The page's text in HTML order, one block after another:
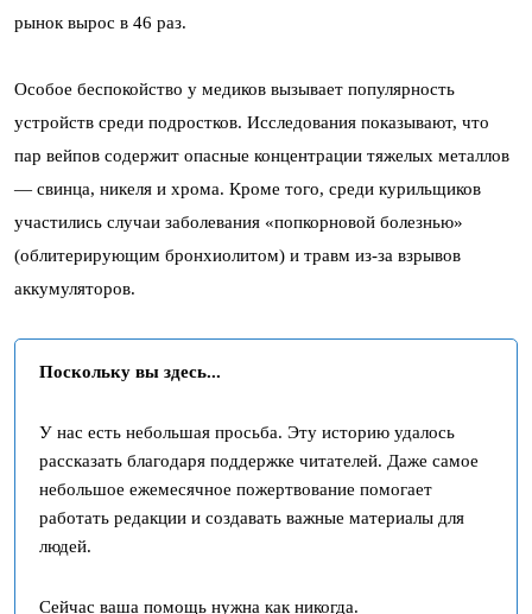
рынок вырос в 46 раз.
Особое беспокойство у медиков вызывает популярность
устройств среди подростков. Исследования показывают, что
пар вейпов содержит опасные концентрации тяжелых металлов
— свинца, никеля и хрома. Кроме того, среди курильщиков
участились случаи заболевания «попкорновой болезнью»
(облитерирующим бронхиолитом) и травм из-за взрывов
аккумуляторов.
Поскольку вы здесь...
У нас есть небольшая просьба. Эту историю удалось
рассказать благодаря поддержке читателей. Даже самое
небольшое ежемесячное пожертвование помогает
работать редакции и создавать важные материалы для
людей.
Сейчас ваша помощь нужна как никогда.